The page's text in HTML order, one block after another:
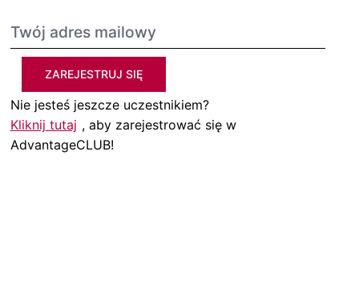
ZAREJESTRUJ SIĘ
Nie jesteś jeszcze uczestnikiem?
Kliknij tutaj , aby zarejestrować się w
AdvantageCLUB!